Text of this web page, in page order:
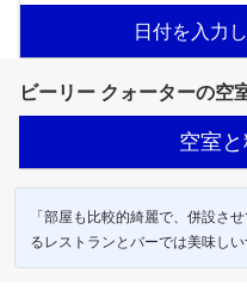
日付を入力
ビーリー クォーターの空
空室
「部屋も比較的綺麗で、併設さ
るレストランとバーでは美味しい
ができる。」